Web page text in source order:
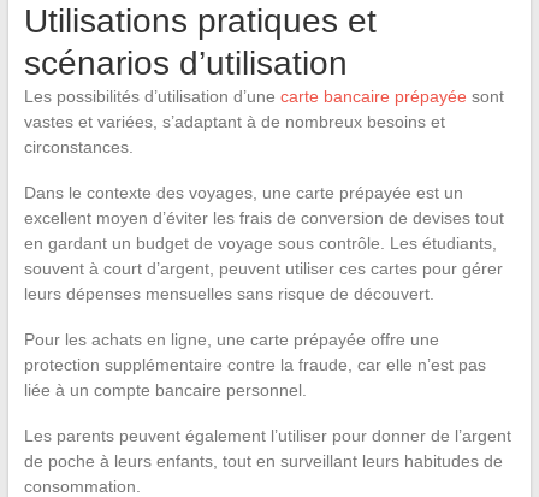
Utilisations pratiques et
scénarios d’utilisation
Les possibilités d’utilisation d’une carte bancaire prépayée sont
vastes et variées, s’adaptant à de nombreux besoins et
circonstances.
Dans le contexte des voyages, une carte prépayée est un
excellent moyen d’éviter les frais de conversion de devises tout
en gardant un budget de voyage sous contrôle. Les étudiants,
souvent à court d’argent, peuvent utiliser ces cartes pour gérer
leurs dépenses mensuelles sans risque de découvert.
Pour les achats en ligne, une carte prépayée offre une
protection supplémentaire contre la fraude, car elle n’est pas
liée à un compte bancaire personnel.
Les parents peuvent également l’utiliser pour donner de l’argent
de poche à leurs enfants, tout en surveillant leurs habitudes de
consommation.